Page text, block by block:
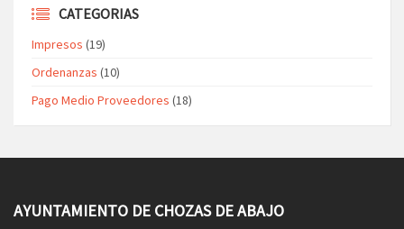
CATEGORIAS
Impresos (19)
Ordenanzas (10)
Pago Medio Proveedores (18)
AYUNTAMIENTO DE CHOZAS DE ABAJO